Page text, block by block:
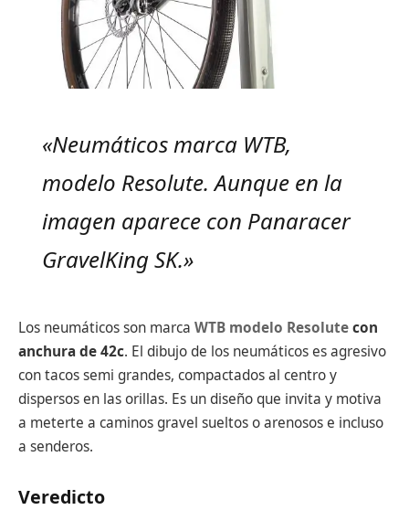
«Neumáticos marca WTB,
modelo Resolute. Aunque en la
imagen aparece con Panaracer
GravelKing SK.»
Los neumáticos son marca WTB modelo Resolutecon
anchura de 42c. El dibujo de los neumáticos es agresivo
con tacos semi grandes, compactados al centro y
dispersos en las orillas. Es un diseño que invita y motiva
a meterte a caminos gravel sueltos o arenosos e incluso
a senderos.
Veredicto